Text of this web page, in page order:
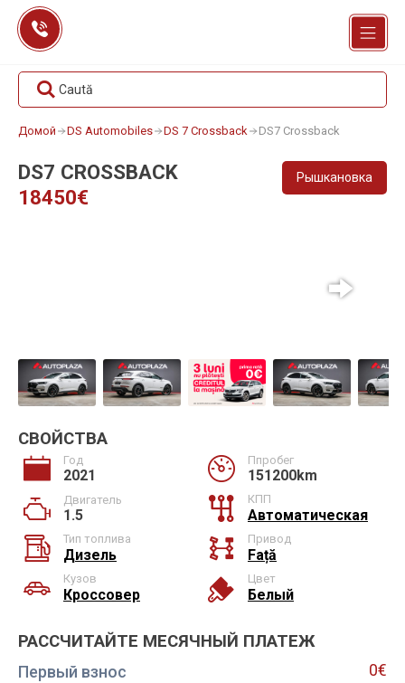
Перейти
содержанию
Caută
Домой DS Automobiles DS 7 Crossback DS7 Crossback
DS7 CROSSBACK
18450€
Рышкановка
СВОЙСТВА
Год
2021
Ппробег
151200km
Двигатель
1.5
КПП
Автоматическая
Тип топлива
Дизель
Привод
Față
Кузов
Кроссовер
Цвет
Белый
РАССЧИТАЙТЕ МЕСЯЧНЫЙ ПЛАТЕЖ
Первый взнос 0€